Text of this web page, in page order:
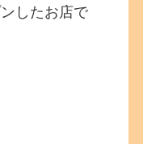
したお店で